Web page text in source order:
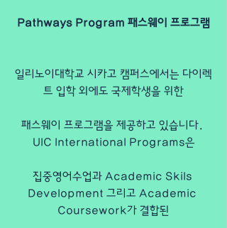
Pathways Program 패스웨이 프로그램
일리노이대학교 시카고 캠퍼스에서는 다이렉
트 입학 외에도 국제학생을 위한
패스웨이 프로그램을 제공하고 있습니다.
UIC International Programs은
집중영어수업과 Academic Skils
Development 그리고 Academic
Coursework가 결합된